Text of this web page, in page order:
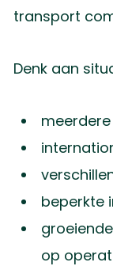
transport
Denk aan
beperkte
op